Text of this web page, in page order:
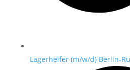
Lagerhelfer (m/w/d) Berlin-